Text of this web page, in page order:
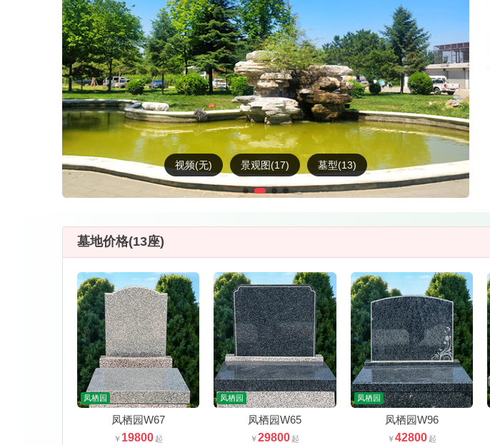
视频(无) 景观图(17) 墓型(13)
墓地价格(13座)
凤栖园
凤栖园W67
19800
凤栖园
凤栖园W65
29800
凤栖园
凤栖园W96
42800